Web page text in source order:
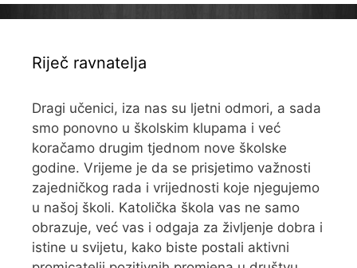
Riječ ravnatelja
Dragi učenici, iza nas su ljetni odmori, a sada
smo ponovno u školskim klupama i već
koračamo drugim tjednom nove školske
godine. Vrijeme je da se prisjetimo važnosti
zajedničkog rada i vrijednosti koje njegujemo
u našoj školi. Katolička škola vas ne samo
obrazuje, već vas i odgaja za življenje dobra i
istine u svijetu, kako biste postali aktivni